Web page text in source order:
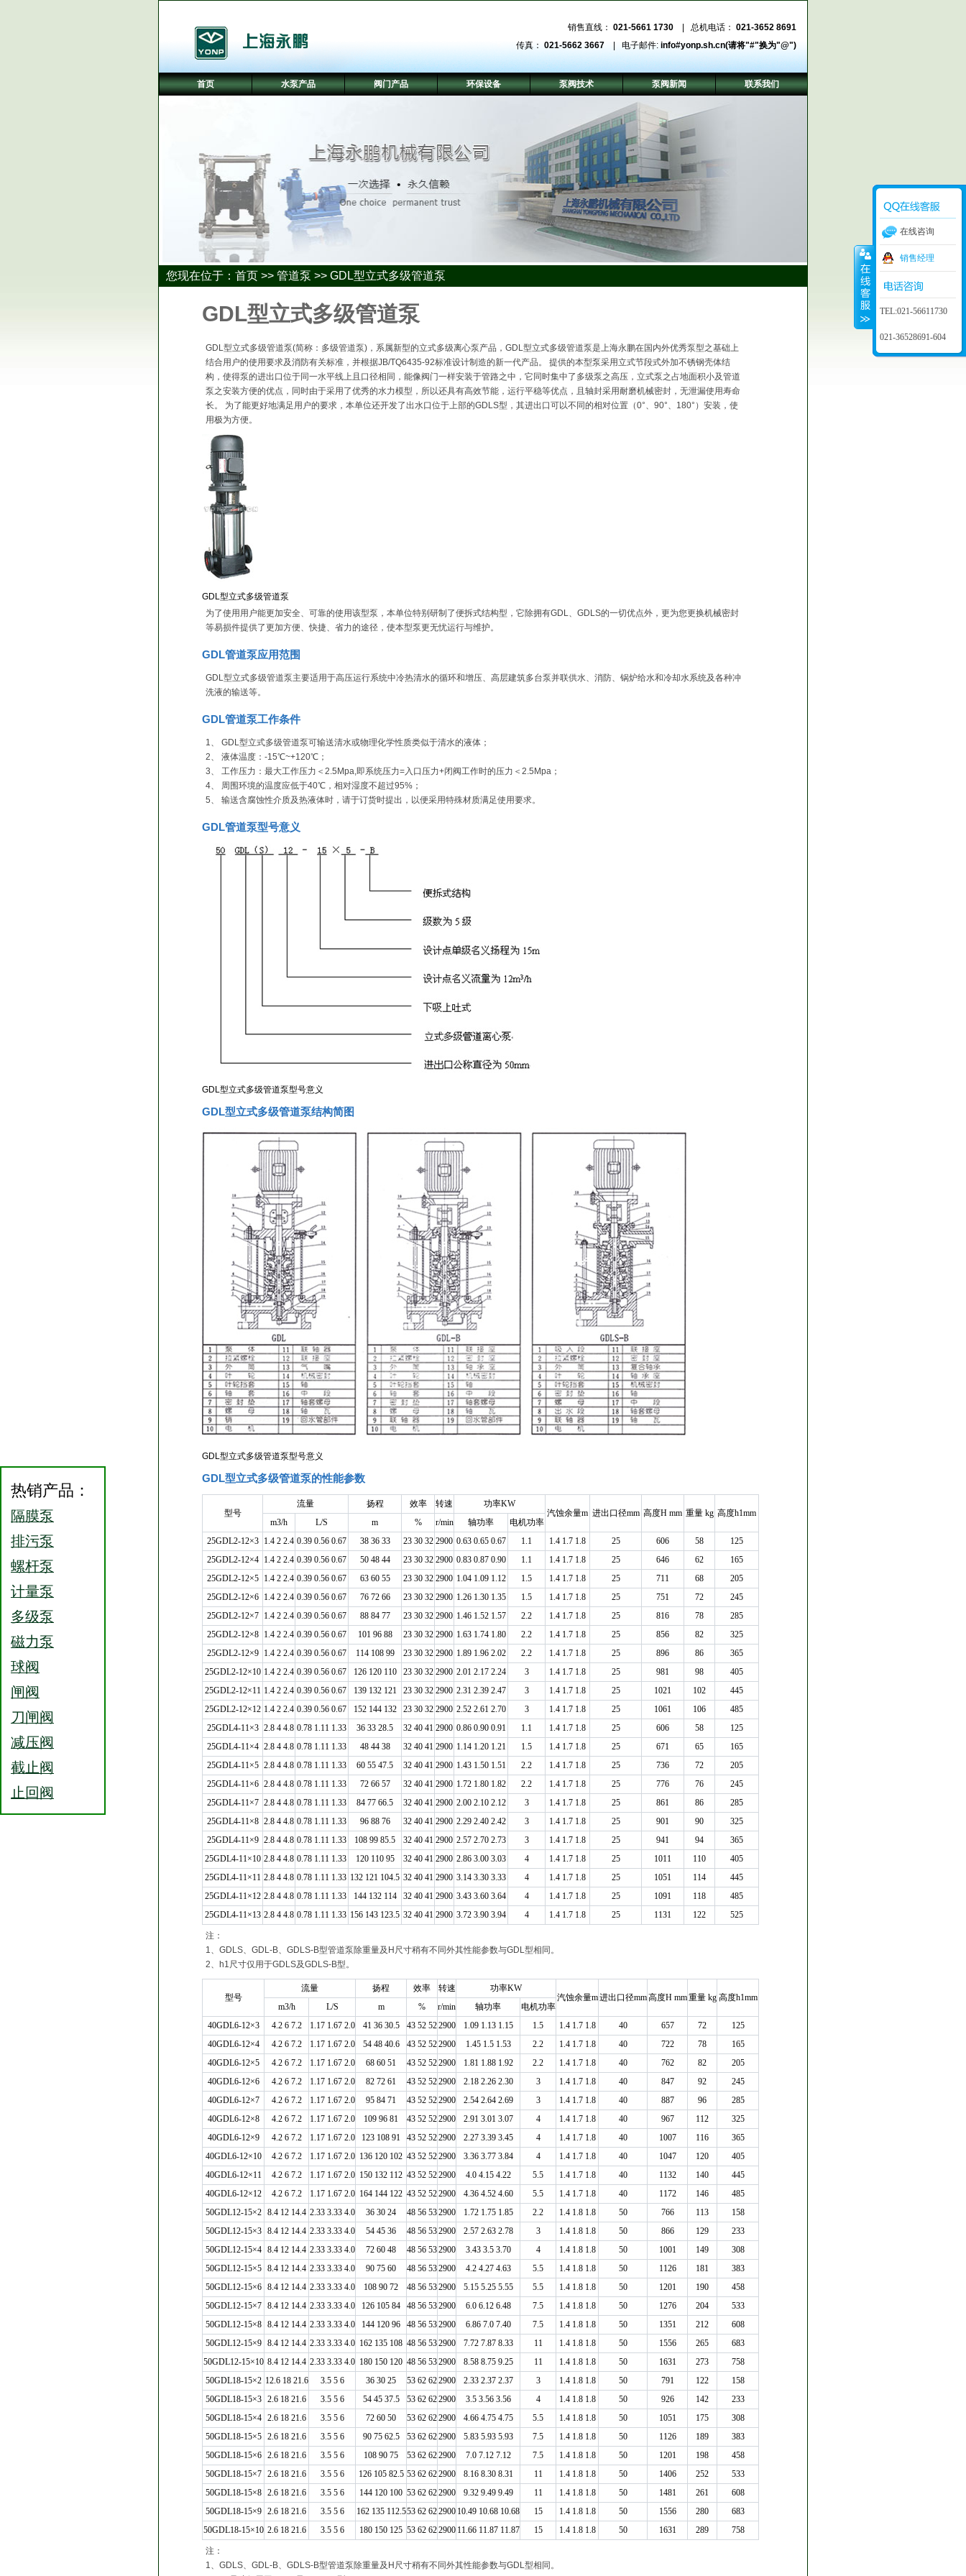
销售直线： 021-5661 1730 | 总机电话： 021-3652 8691
传真： 021-5662 3667 | 电子邮件: info#yonp.sh.cn(请将"#"换为"@")
您现在位于： 首页 >> 管道泵 >> GDL型立式多级管道泵
GDL型立式多级管道泵
GDL型立式多级管道泵(简称：多级管道泵)，系属新型的立式多级离心泵产品，GDL型立式多级管道泵是上海永鹏在国内外优秀泵型之基础上
结合用户的使用要求及消防有关标准，并根据JB/TQ6435-92标准设计制造的新一代产品。 提供的本型泵采用立式节段式外加不锈钢壳体结
构，使得泵的进出口位于同一水平线上且口径相同，能像阀门一样安装于管路之中，它同时集中了多级泵之高压，立式泵之占地面积小及管道
泵之安装方便的优点，同时由于采用了优秀的水力模型，所以还具有高效节能，运行平稳等优点，且轴封采用耐磨机械密封，无泄漏使用寿命
长。 为了能更好地满足用户的要求，本单位还开发了出水口位于上部的GDLS型，其进出口可以不同的相对位置（0°、90°、180°）安装，使
用极为方便。
GDL型立式多级管道泵
为了使用用户能更加安全、可靠的使用该型泵，本单位特别研制了便拆式结构型，它除拥有GDL、GDLS的一切优点外，更为您更换机械密封
等易损件提供了更加方便、快捷、省力的途径，使本型泵更无忧运行与维护。
GDL管道泵应用范围
GDL型立式多级管道泵主要适用于高压运行系统中冷热清水的循环和增压、高层建筑多台泵并联供水、消防、锅炉给水和冷却水系统及各种冲
洗液的输送等。
GDL管道泵工作条件
1、 GDL型立式多级管道泵可输送清水或物理化学性质类似于清水的液体；
2、 液体温度：-15℃~+120℃；
3、 工作压力：最大工作压力＜2.5Mpa,即系统压力=入口压力+闭阀工作时的压力＜2.5Mpa；
4、 周围环境的温度应低于40℃，相对湿度不超过95%；
5、 输送含腐蚀性介质及热液体时，请于订货时提出，以便采用特殊材质满足使用要求。
GDL管道泵型号意义
GDL型立式多级管道泵型号意义
GDL型立式多级管道泵结构简图
GDL型立式多级管道泵型号意义
GDL型立式多级管道泵的性能参数
型号
流量 扬程 效率 转速
功率KW
汽蚀余量m 进出口径mm 高度H mm 重量 kg 高度h1mm
m3/h
L/S m % r/min 轴功率
电机功率
25GDL2-12×3
1.4 2 2.4 0.39 0.56 0.67 38 36 33 23 30 32 2900 0.63 0.65 0.67 1.1 1.4 1.7 1.8 25 606 58
125
25GDL2-12×4
1.4 2 2.4 0.39 0.56 0.67 50 48 44 23 30 32 2900 0.83 0.87 0.90 1.1 1.4 1.7 1.8 25 646 62
165
25GDL2-12×5
1.4 2 2.4 0.39 0.56 0.67 63 60 55 23 30 32 2900 1.04 1.09 1.12 1.5 1.4 1.7 1.8 25 711 68
205
25GDL2-12×6
1.4 2 2.4 0.39 0.56 0.67 76 72 66 23 30 32 2900 1.26 1.30 1.35 1.5 1.4 1.7 1.8 25 751 72
245
25GDL2-12×7
1.4 2 2.4 0.39 0.56 0.67 88 84 77 23 30 32 2900 1.46 1.52 1.57 2.2 1.4 1.7 1.8 25 816 78
285
25GDL2-12×8
1.4 2 2.4 0.39 0.56 0.67 101 96 88 23 30 32 2900 1.63 1.74 1.80 2.2 1.4 1.7 1.8 25 856 82
325
25GDL2-12×9
1.4 2 2.4 0.39 0.56 0.67 114 108 99 23 30 32 2900 1.89 1.96 2.02 2.2 1.4 1.7 1.8 25 896 86
365
25GDL2-12×10 1.4 2 2.4 0.39 0.56 0.67 126 120 110 23 30 32 2900 2.01 2.17 2.24 3 1.4 1.7 1.8 25 981 98
405
25GDL2-12×11 1.4 2 2.4 0.39 0.56 0.67 139 132 121 23 30 32 2900 2.31 2.39 2.47 3 1.4 1.7 1.8 25 1021 102
445
25GDL2-12×12 1.4 2 2.4 0.39 0.56 0.67 152 144 132 23 30 32 2900 2.52 2.61 2.70 3 1.4 1.7 1.8 25 1061 106
485
25GDL4-11×3 2.8 4 4.8 0.78 1.11 1.33 36 33 28.5 32 40 41 2900 0.86 0.90 0.91 1.1 1.4 1.7 1.8 25 606 58
125
25GDL4-11×4 2.8 4 4.8 0.78 1.11 1.33 48 44 38 32 40 41 2900 1.14 1.20 1.21 1.5 1.4 1.7 1.8 25 671 65
165
25GDL4-11×5 2.8 4 4.8 0.78 1.11 1.33 60 55 47.5 32 40 41 2900 1.43 1.50 1.51 2.2 1.4 1.7 1.8 25 736 72
205
25GDL4-11×6 2.8 4 4.8 0.78 1.11 1.33 72 66 57 32 40 41 2900 1.72 1.80 1.82 2.2 1.4 1.7 1.8 25 776 76
245
25GDL4-11×7 2.8 4 4.8 0.78 1.11 1.33 84 77 66.5 32 40 41 2900 2.00 2.10 2.12 3 1.4 1.7 1.8 25 861 86
285
25GDL4-11×8 2.8 4 4.8 0.78 1.11 1.33 96 88 76 32 40 41 2900 2.29 2.40 2.42 3 1.4 1.7 1.8 25 901 90
325
25GDL4-11×9 2.8 4 4.8 0.78 1.11 1.33 108 99 85.5 32 40 41 2900 2.57 2.70 2.73 3 1.4 1.7 1.8 25 941 94
365
25GDL4-11×10 2.8 4 4.8 0.78 1.11 1.33 120 110 95 32 40 41 2900 2.86 3.00 3.03 4 1.4 1.7 1.8 25 1011 110
405
25GDL4-11×11 2.8 4 4.8 0.78 1.11 1.33 132 121 104.5 32 40 41 2900 3.14 3.30 3.33 4 1.4 1.7 1.8 25 1051 114
445
25GDL4-11×12 2.8 4 4.8 0.78 1.11 1.33 144 132 114 32 40 41 2900 3.43 3.60 3.64 4 1.4 1.7 1.8 25 1091 118
485
25GDL4-11×13 2.8 4 4.8 0.78 1.11 1.33 156 143 123.5 32 40 41 2900 3.72 3.90 3.94 4 1.4 1.7 1.8 25 1131 122 525
注：
1、GDLS、GDL-B、GDLS-B型管道泵除重量及H尺寸稍有不同外其性能参数与GDL型相同。
2、h1尺寸仅用于GDLS及GDLS-B型。
型号
流量 扬程 效率 转速
功率KW
汽蚀余量m进出口径mm高度H mm重量 kg 高度h1mm
m3/h
L/S m % r/min 轴功率
电机功率
40GDL6-12×3
4.2 6 7.2 1.17 1.67 2.0 41 36 30.5 43 52 522900 1.09 1.13 1.15 1.5 1.4 1.7 1.8 40 657 72
125
40GDL6-12×4
4.2 6 7.2 1.17 1.67 2.0 54 48 40.6 43 52 522900 1.45 1.5 1.53 2.2 1.4 1.7 1.8 40 722 78
165
40GDL6-12×5
4.2 6 7.2 1.17 1.67 2.0 68 60 51 43 52 522900 1.81 1.88 1.92 2.2 1.4 1.7 1.8 40 762 82
205
40GDL6-12×6
4.2 6 7.2 1.17 1.67 2.0 82 72 61 43 52 522900 2.18 2.26 2.30 3 1.4 1.7 1.8 40 847 92
245
40GDL6-12×7
4.2 6 7.2 1.17 1.67 2.0 95 84 71 43 52 522900 2.54 2.64 2.69 3 1.4 1.7 1.8 40 887 96
285
40GDL6-12×8
4.2 6 7.2 1.17 1.67 2.0 109 96 81 43 52 522900 2.91 3.01 3.07 4 1.4 1.7 1.8 40 967 112
325
40GDL6-12×9
4.2 6 7.2 1.17 1.67 2.0 123 108 91 43 52 522900 2.27 3.39 3.45 4 1.4 1.7 1.8 40 1007 116
365
40GDL6-12×10
4.2 6 7.2 1.17 1.67 2.0 136 120 102 43 52 522900 3.36 3.77 3.84 4 1.4 1.7 1.8 40 1047 120
405
40GDL6-12×11
4.2 6 7.2 1.17 1.67 2.0 150 132 112 43 52 522900 4.0 4.15 4.22 5.5 1.4 1.7 1.8 40 1132 140
445
40GDL6-12×12
4.2 6 7.2 1.17 1.67 2.0 164 144 122 43 52 522900 4.36 4.52 4.60 5.5 1.4 1.7 1.8 40 1172 146
485
50GDL12-15×2
8.4 12 14.4 2.33 3.33 4.0 36 30 24 48 56 532900 1.72 1.75 1.85 2.2 1.4 1.8 1.8 50 766 113
158
50GDL12-15×3
8.4 12 14.4 2.33 3.33 4.0 54 45 36 48 56 532900 2.57 2.63 2.78 3 1.4 1.8 1.8 50 866 129
233
50GDL12-15×4
8.4 12 14.4 2.33 3.33 4.0 72 60 48 48 56 532900 3.43 3.5 3.70 4 1.4 1.8 1.8 50 1001 149
308
50GDL12-15×5
8.4 12 14.4 2.33 3.33 4.0 90 75 60 48 56 532900 4.2 4.27 4.63 5.5 1.4 1.8 1.8 50 1126 181
383
50GDL12-15×6
8.4 12 14.4 2.33 3.33 4.0 108 90 72 48 56 532900 5.15 5.25 5.55 5.5 1.4 1.8 1.8 50 1201 190
458
50GDL12-15×7
8.4 12 14.4 2.33 3.33 4.0 126 105 84 48 56 532900 6.0 6.12 6.48 7.5 1.4 1.8 1.8 50 1276 204
533
50GDL12-15×8
8.4 12 14.4 2.33 3.33 4.0 144 120 96 48 56 532900 6.86 7.0 7.40 7.5 1.4 1.8 1.8 50 1351 212
608
50GDL12-15×9
8.4 12 14.4 2.33 3.33 4.0 162 135 108 48 56 532900 7.72 7.87 8.33 11 1.4 1.8 1.8 50 1556 265
683
50GDL12-15×10 8.4 12 14.4 2.33 3.33 4.0 180 150 120 48 56 532900 8.58 8.75 9.25 11 1.4 1.8 1.8 50 1631 273
758
50GDL18-15×2 12.6 18 21.6 3.5 5 6 36 30 25 53 62 622900 2.33 2.37 2.37 3 1.4 1.8 1.8 50 791 122
158
50GDL18-15×3
2.6 18 21.6 3.5 5 6 54 45 37.5 53 62 622900 3.5 3.56 3.56 4 1.4 1.8 1.8 50 926 142
233
50GDL18-15×4
2.6 18 21.6 3.5 5 6 72 60 50 53 62 622900 4.66 4.75 4.75 5.5 1.4 1.8 1.8 50 1051 175
308
50GDL18-15×5
2.6 18 21.6 3.5 5 6 90 75 62.5 53 62 622900 5.83 5.93 5.93 7.5 1.4 1.8 1.8 50 1126 189
383
50GDL18-15×6
2.6 18 21.6 3.5 5 6 108 90 75 53 62 622900 7.0 7.12 7.12 7.5 1.4 1.8 1.8 50 1201 198
458
50GDL18-15×7
2.6 18 21.6 3.5 5 6 126 105 82.5 53 62 622900 8.16 8.30 8.31 11 1.4 1.8 1.8 50 1406 252
533
50GDL18-15×8
2.6 18 21.6 3.5 5 6 144 120 100 53 62 622900 9.32 9.49 9.49 11 1.4 1.8 1.8 50 1481 261
608
50GDL18-15×9
2.6 18 21.6 3.5 5 6 162 135 112.553 62 622900 10.49 10.68 10.68 15 1.4 1.8 1.8 50 1556 280
683
50GDL18-15×10 2.6 18 21.6 3.5 5 6 180 150 125 53 62 622900 11.66 11.87 11.87 15 1.4 1.8 1.8 50 1631 289 758
注：
1、GDLS、GDL-B、GDLS-B型管道泵除重量及H尺寸稍有不同外其性能参数与GDL型相同。
首页 水泵产品 阀门产品 环保设备 泵阀技术 泵阀新闻 联系我们
在线咨询
销售经理
TEL:021-56611730
021-36528691-604
热销产品：
隔膜泵
排污泵
螺杆泵
计量泵
多级泵
磁力泵
球阀
闸阀
刀闸阀
减压阀
截止阀
止回阀